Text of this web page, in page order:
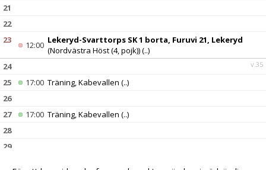
21
22
23
12:00 Lekeryd-Svarttorps SK 1 borta, Furuvi 21, Lekeryd
(Nordvästra Höst (4, pojk))(..)
v.35
24
25
17:00 Träning, Kabevallen (..)
26
27
17:00 Träning, Kabevallen (..)
28
29
15:30